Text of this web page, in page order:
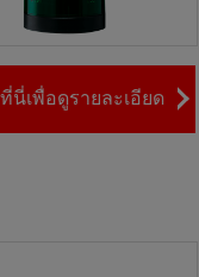
นี่เพื่อดูรายละเอียด